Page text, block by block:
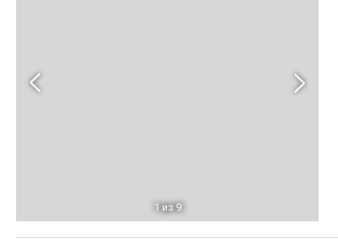
1 из 9